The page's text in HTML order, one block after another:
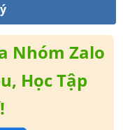
Nhóm Zalo
Học Tập